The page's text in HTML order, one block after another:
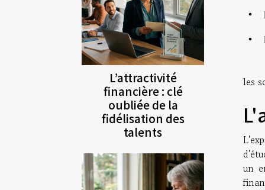
L’attractivité
financière : clé
oubliée de la
fidélisation des
talents
les
un